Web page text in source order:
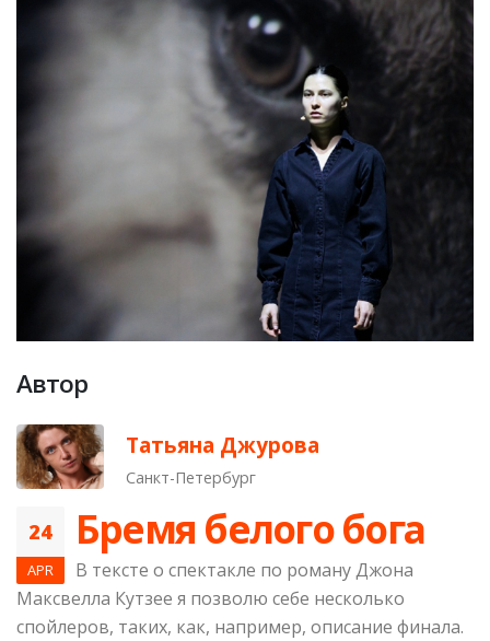
Автор
Татьяна Джурова
Санкт-Петербург
24
APR
Бремя белого бога
В тексте о спектакле по роману Джона
Максвелла Кутзее я позволю себе несколько
спойлеров, таких, как, например, описание финала.